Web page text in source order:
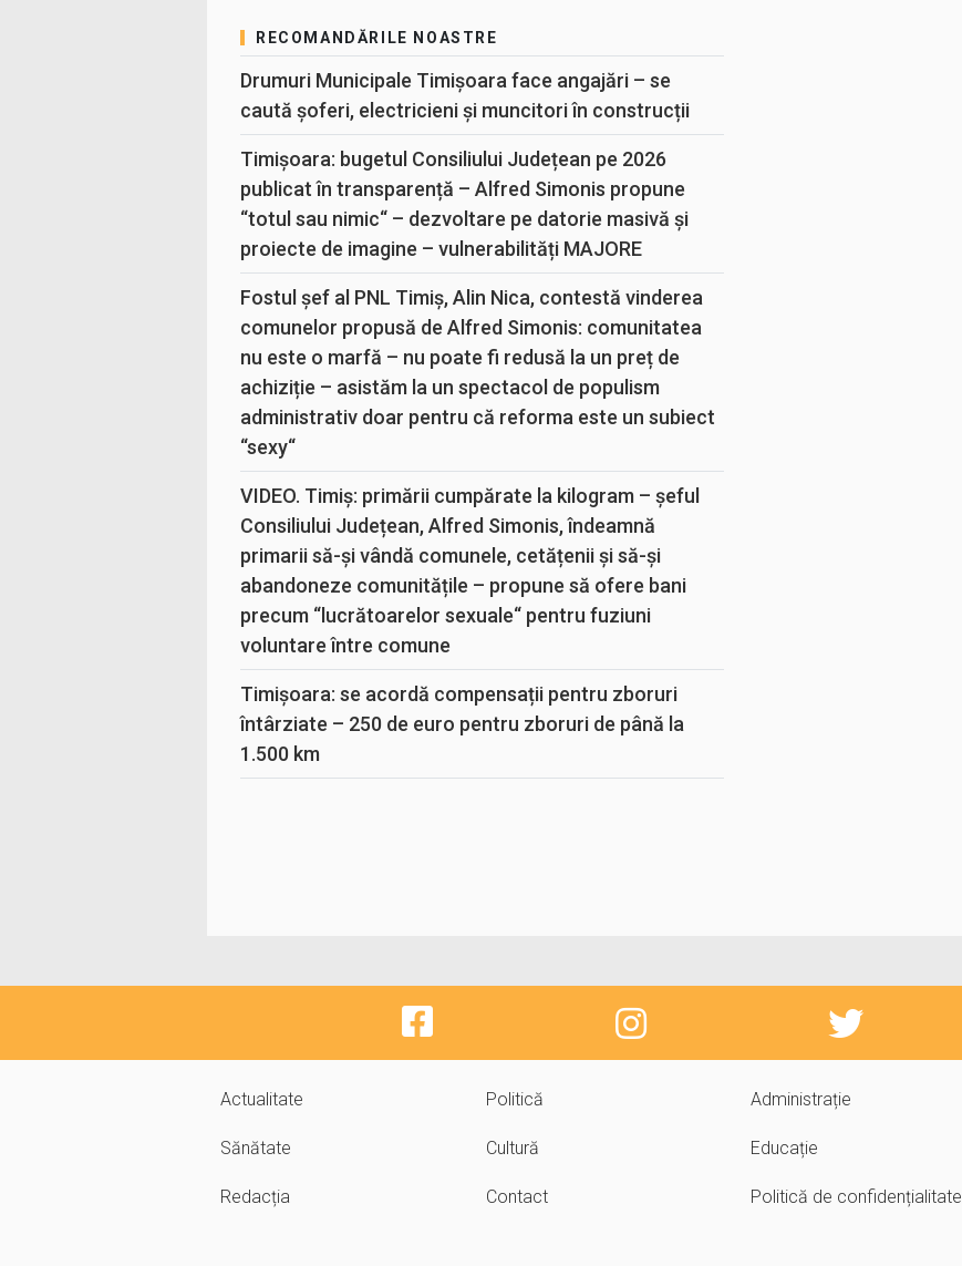
RECOMANDĂRILE NOASTRE
Drumuri Municipale Timișoara face angajări – se
caută șoferi, electricieni și muncitori în construcții
Timișoara: bugetul Consiliului Județean pe 2026
publicat în transparență – Alfred Simonis propune
“totul sau nimic“ – dezvoltare pe datorie masivă și
proiecte de imagine – vulnerabilități MAJORE
Fostul șef al PNL Timiș, Alin Nica, contestă vinderea
comunelor propusă de Alfred Simonis: comunitatea
nu este o marfă – nu poate fi redusă la un preț de
achiziție – asistăm la un spectacol de populism
administrativ doar pentru că reforma este un subiect
“sexy“
VIDEO. Timiș: primării cumpărate la kilogram – șeful
Consiliului Județean, Alfred Simonis, îndeamnă
primarii să-și vândă comunele, cetățenii și să-și
abandoneze comunitățile – propune să ofere bani
precum “lucrătoarelor sexuale“ pentru fuziuni
voluntare între comune
Timișoara: se acordă compensații pentru zboruri
întârziate – 250 de euro pentru zboruri de până la
1.500 km
Actualitate Politică Administrație
Sănătate Cultură Educație
Redacția Contact Politică de confidențialitate